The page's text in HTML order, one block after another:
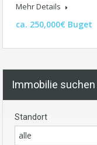
Mehr Details
ca. 250,000€ Buget
Immobilie suchen
Standort
alle